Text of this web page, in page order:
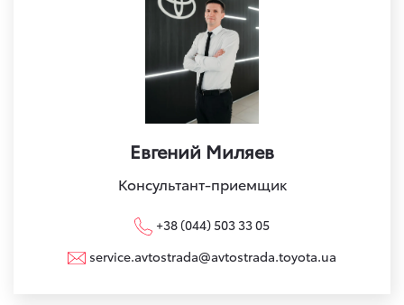
Евгений Миляев
Консультант-приемщик
+38 (044) 503 33 05
service.avtostrada@avtostrada.toyota.ua